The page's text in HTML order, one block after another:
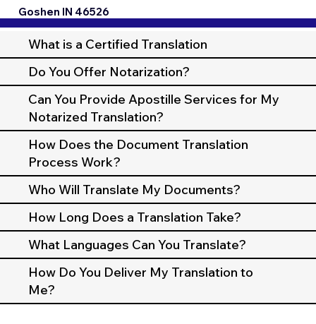
Goshen IN 46526
What is a Certified Translation
Do You Offer Notarization?
Can You Provide Apostille Services for My
Notarized Translation?
How Does the Document Translation
Process Work?
Who Will Translate My Documents?
How Long Does a Translation Take?
What Languages Can You Translate?
How Do You Deliver My Translation to
Me?